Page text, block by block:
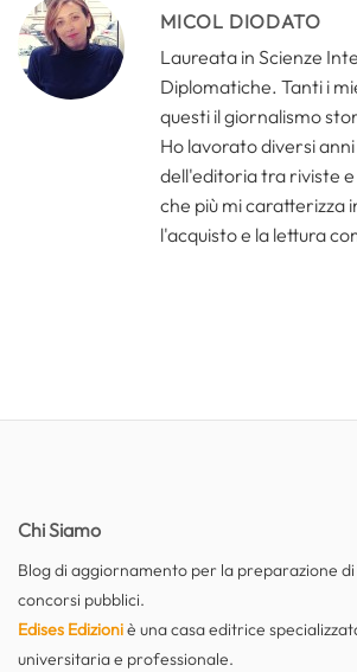
MICOL DIODATO
Laureata in Scienze
Diplomatiche. Tanti i
questi il giornalismo
Ho lavorato diversi
dell'editoria tra riviste
che più mi caratterizza
l'acquisto e la lettura
Chi Siamo
Blog di aggiornamento per la preparazione
concorsi pubblici.
Edises Edizioniè una casa editrice
universitaria e professionale.